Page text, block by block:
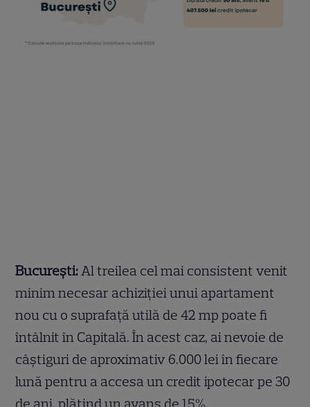
București:Al treilea cel mai consistent venit
minim necesar achiziției unui apartament
nou cu o suprafață utilă de 42 mp poate fi
întâlnit în Capitală. În acest caz, ai nevoie de
câștiguri de aproximativ 6.000 lei în fiecare
lună pentru a accesa un credit ipotecar pe 30